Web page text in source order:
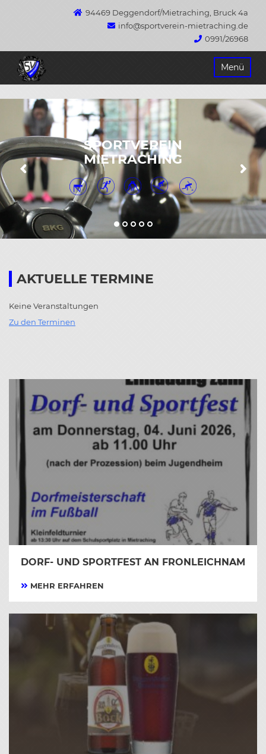
94469 Deggendorf/Mietraching, Bruck 4a
info@sportverein-mietraching.de
0991/26968
Menü
SPORTVEREIN
MIETRACHING
AKTUELLE TERMINE
Keine Veranstaltungen
Zu den Terminen
DORF- UND SPORTFEST AN FRONLEICHNAM
MEHR ERFAHREN